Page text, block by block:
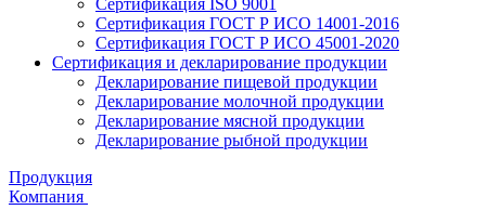
Сертификация ISO 9001
Сертификация ГОСТ Р ИСО 14001-2016
Сертификация ГОСТ Р ИСО 45001-2020
Сертификация и декларирование продукции
Декларирование пищевой продукции
Декларирование молочной продукции
Декларирование мясной продукции
Декларирование рыбной продукции
Продукция
Компания